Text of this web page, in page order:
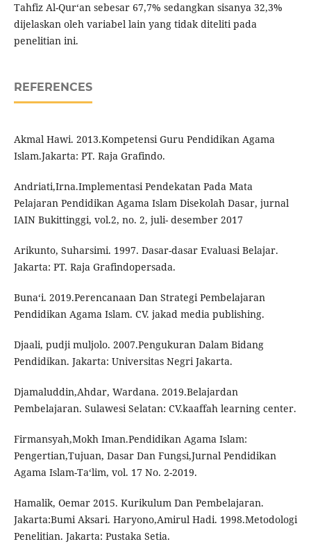
Tahfiz Al-Qur‘an sebesar 67,7% sedangkan sisanya 32,3%
dijelaskan oleh variabel lain yang tidak diteliti pada
penelitian ini.
REFERENCES
Akmal Hawi. 2013.Kompetensi Guru Pendidikan Agama
Islam.Jakarta: PT. Raja Grafindo.
Andriati,Irna.Implementasi Pendekatan Pada Mata
Pelajaran Pendidikan Agama Islam Disekolah Dasar, jurnal
IAIN Bukittinggi, vol.2, no. 2, juli- desember 2017
Arikunto, Suharsimi. 1997. Dasar-dasar Evaluasi Belajar.
Jakarta: PT. Raja Grafindopersada.
Buna‘i. 2019.Perencanaan Dan Strategi Pembelajaran
Pendidikan Agama Islam. CV. jakad media publishing.
Djaali, pudji muljolo. 2007.Pengukuran Dalam Bidang
Pendidikan. Jakarta: Universitas Negri Jakarta.
Djamaluddin,Ahdar, Wardana. 2019.Belajardan
Pembelajaran. Sulawesi Selatan: CV.kaaffah learning center.
Firmansyah,Mokh Iman.Pendidikan Agama Islam:
Pengertian,Tujuan, Dasar Dan Fungsi,Jurnal Pendidikan
Agama Islam-Ta‘lim, vol. 17 No. 2-2019.
Hamalik, Oemar 2015. Kurikulum Dan Pembelajaran.
Jakarta:Bumi Aksari. Haryono,Amirul Hadi. 1998.Metodologi
Penelitian. Jakarta: Pustaka Setia.